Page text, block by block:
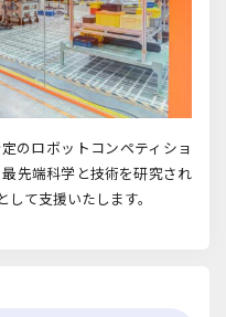
のロボットコンペティショ
先端科学と技術を研究され
て支援いたします。